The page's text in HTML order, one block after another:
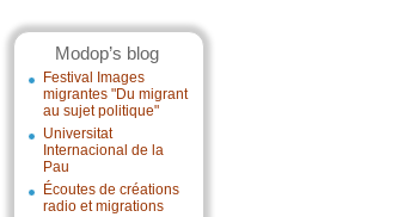
Modop’s blog
Festival Images
migrantes "Du migrant
au sujet politique"
Universitat
Internacional de la
Pau
Écoutes de créations
radio et migrations